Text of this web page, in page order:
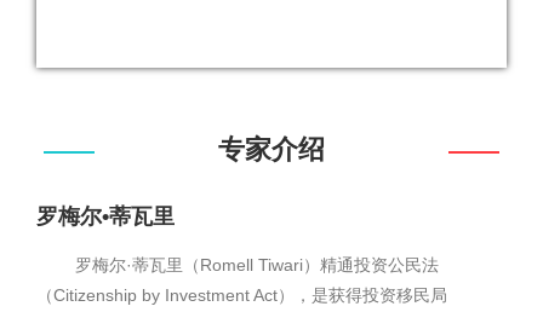
专家介绍
罗梅尔•蒂瓦里
罗梅尔·蒂瓦里（Romell Tiwari）精通投资公民法
（Citizenship by Investment Act），是获得投资移民局